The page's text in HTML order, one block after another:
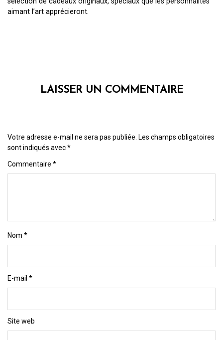
aimant l’art apprécieront.
LAISSER UN COMMENTAIRE
Votre adresse e-mail ne sera pas publiée. Les champs obligatoires
sont indiqués avec*
Commentaire *
Nom *
E-mail *
Site web